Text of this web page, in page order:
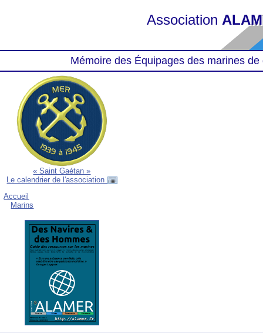
Association
Mémoire des Équipages des marines
« Saint Gaétan »
Le calendrier de l'association
Accueil
Marins